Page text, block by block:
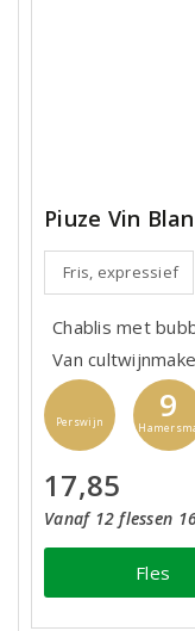
Piuze Vin
Fris, expressief
Chablis met
Van
Perswijn 9
17,85
Vanaf 12 flessen
Fles